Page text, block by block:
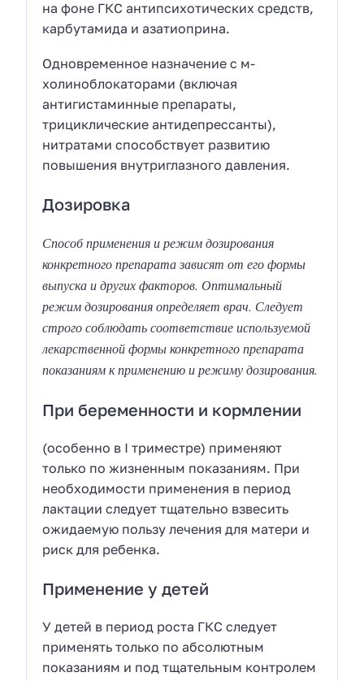
на фоне ГКС антипсихотических средств,
карбутамида и азатиоприна.
Одновременное назначение с м-
холиноблокаторами (включая
антигистаминные препараты,
трициклические антидепрессанты),
нитратами способствует развитию
повышения внутриглазного давления.
Дозировка
Способ применения и режим дозирования
конкретного препарата зависят от его формы
выпуска и других факторов. Оптимальный
режим дозирования определяет врач. Следует
строго соблюдать соответствие используемой
лекарственной формы конкретного препарата
показаниям к применению и режиму дозирования.
При беременности и кормлении
(особенно в I триместре) применяют
только по жизненным показаниям. При
необходимости применения в период
лактации следует тщательно взвесить
ожидаемую пользу лечения для матери и
риск для ребенка.
Применение у детей
У детей в период роста ГКС следует
применять только по абсолютным
показаниям и под тщательным контролем